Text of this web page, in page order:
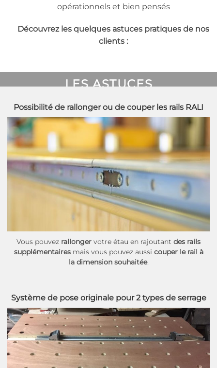
opérationnels et bien pensés
Découvrez les quelques astuces pratiques de nos
clients :
LES ASTUCES
Possibilité de rallonger ou de couper les rails RALI
Vous pouvez rallonger votre étau en rajoutant des rails
supplémentairesmais vous pouvez aussi couper le rail à
la dimension souhaitée.
Système de pose originale pour 2 types de serrage